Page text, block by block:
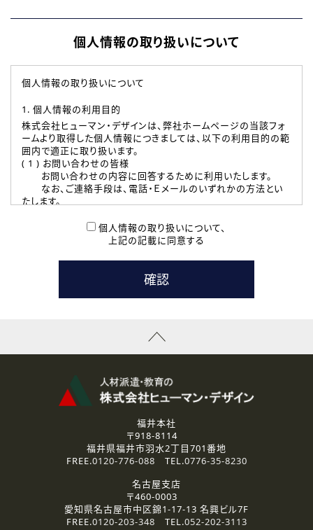
個人情報の取り扱いについて
個人情報の取り扱いについて
1. 個人情報の利用目的
株式会社ヒューマン・デザインは、弊社ホームページの当該フォ
ームより取得した個人情報につきましては、以下の利用目的の範
囲内で適正に取り扱います。
( 1 ) お問い合わせの皆様
お問い合わせの内容に回答するために利用いたします。
なお、ご連絡手段は、電話・Ｅメールのいずれかの方法とい
たします。
本登録に関するご連絡および本登録時の参考情報として利
たします。
( 3 ) スタッフ派遣を検討されている企業の皆様
お問い合わせの内容に回答するために利用いたします。
なお、ご連絡手段は、電話・Ｅメールのいずれかの方法とい
資料送付、受講相談に関するご連絡のために利用いたしま
その他、お問い合わせの内容に回答するために利用いたし
なお、ご連絡手段は、電話・Ｅメールのいずれかの方法とい
2.個人情報の第三者提供
ご提供いただいた個人情報は、法令等の規定に従う場合を除き、
3.個人情報の取り扱いの委託
弊社の定める個人情報保護の評価基準を満たした委託先に、個
人情報を委託する場合があります。
個人情報の取り扱いについて、
上記の記載に同意する
福井本社
〒918-8114
福井県福井市羽水2丁目701番地
FREE.0120-776-088 TEL.0776-35-8230
名古屋支店
〒460-0003
愛知県名古屋市中区錦1-17-13 名興ビル7F
FREE.0120-203-348 TEL.052-202-3113